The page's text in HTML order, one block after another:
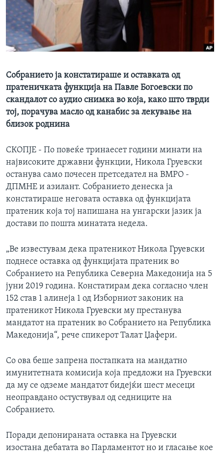
ИНТЕРВЈУА
Јазици
Собранието ја констатираше и оставката од
пратеничката функција на Павле Богоевски по
скандалот со аудио снимка во која, како што тврди
тој, порачува масло од канабис за лекување на
близок роднина
СКОПЈЕ - По повеќе тринаесет години минати на
највисоките државни функции, Никола Груевски
останува само почесен претседател на ВМРО -
ДПМНЕ и азилант. Собранието денеска ја
констатираше неговата оставка од функцијата
пратеник која тој напишана на унгарски јазик ја
достави по пошта минатата недела.
„Ве известувам дека пратеникот Никола Груевски
поднесе оставка од функцијата пратеник во
Собранието на Република Северна Македонија на 5
јуни 2019 година. Констатирам дека согласно член
152 став 1 алинеја 1 од Изборниот законик на
пратеникот Никола Груевски му престанува
мандатот на пратеник во Собранието на Република
Македонија“, рече спикерот Талат Џафери.
Со ова беше запрена постапката на мандатно
имунитетната комисија која предложи на Груевски
да му се одземе мандатот бидејќи шест месеци
неоправдано остуствувал од седниците на
Собранието.
Поради депонираната оставка на Груевски
изостана дебатата во Парламентот но и гласање кое